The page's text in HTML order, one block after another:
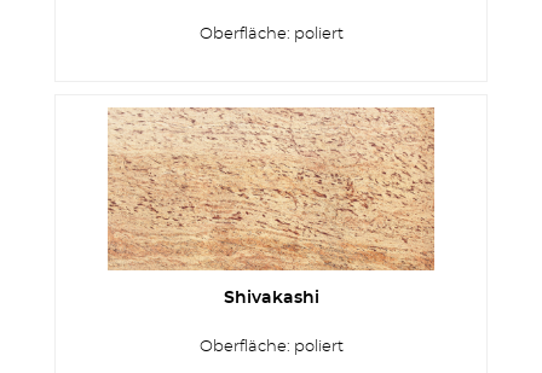
Oberfläche: poliert
Shivakashi
Oberfläche: poliert